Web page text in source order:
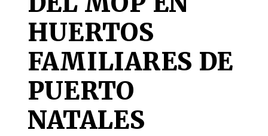
HUERTOS
FAMILIARES DE
PUERTO
NATALES